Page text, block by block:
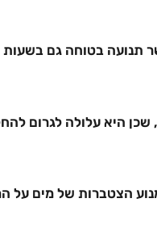
תנועה בטוחה גם
שכן היא עלולה לגרום
הצטברות של מים על